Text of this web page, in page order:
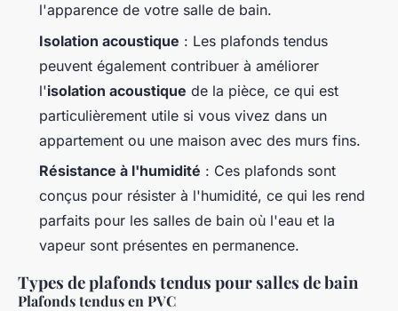
l'apparence de votre salle de bain.
Isolation acoustique : Les plafonds tendus
peuvent également contribuer à améliorer
l'isolation acoustique de la pièce, ce qui est
particulièrement utile si vous vivez dans un
appartement ou une maison avec des murs fins.
Résistance à l'humidité : Ces plafonds sont
conçus pour résister à l'humidité, ce qui les rend
parfaits pour les salles de bain où l'eau et la
vapeur sont présentes en permanence.
Types de plafonds tendus pour salles de bain
Plafonds tendus en PVC